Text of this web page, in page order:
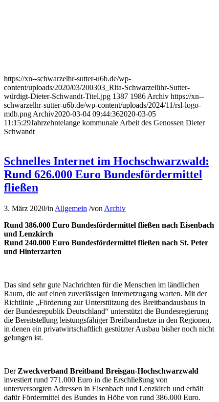
https://xn--schwarzelhr-sutter-u6b.de/wp-
content/uploads/2020/03/200303_Rita-Schwarzelühr-Sutter-
würdigt-Dieter-Schwandt-Titel.jpg 1387 1986 Archiv https://xn--
schwarzelhr-sutter-u6b.de/wp-content/uploads/2024/11/rsl-logo-
mdb.png Archiv2020-03-04 09:44:362020-03-05
11:15:29Jahrzehntelange kommunale Arbeit des Genossen Dieter
Schwandt
Schnelles Internet im Hochschwarzwald:
Rund 626.000 Euro Bundesfördermittel
fließen
3. März 2020/in Allgemein /von Archiv
Rund 386.000 Euro Bundesfördermittel fließen nach Eisenbach
und Lenzkirch
Rund 240.000 Euro Bundesfördermittel fließen nach St. Peter
und Hinterzarten
Das sind sehr gute Nachrichten für die Menschen im ländlichen
Raum, die auf einen zuverlässigen Internetzugang warten. Mit der
Richtlinie „Förderung zur Unterstützung des Breitbandausbaus in
der Bundesrepublik Deutschland“ unterstützt die Bundesregierung
die Bereitstellung leistungsfähiger Breitbandnetze in den Regionen,
in denen ein privatwirtschaftlich gestützter Ausbau bisher noch nicht
gelungen ist.
Der Zweckverband Breitband Breisgau-Hochschwarzwald
investiert rund 771.000 Euro in die Erschließung von
unterversorgten Adressen in Eisenbach und Lenzkirch und erhält
dafür Fördermittel des Bundes in Höhe von rund 386.000 Euro.